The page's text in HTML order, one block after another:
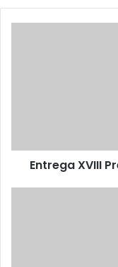
V
Entrega XVIII